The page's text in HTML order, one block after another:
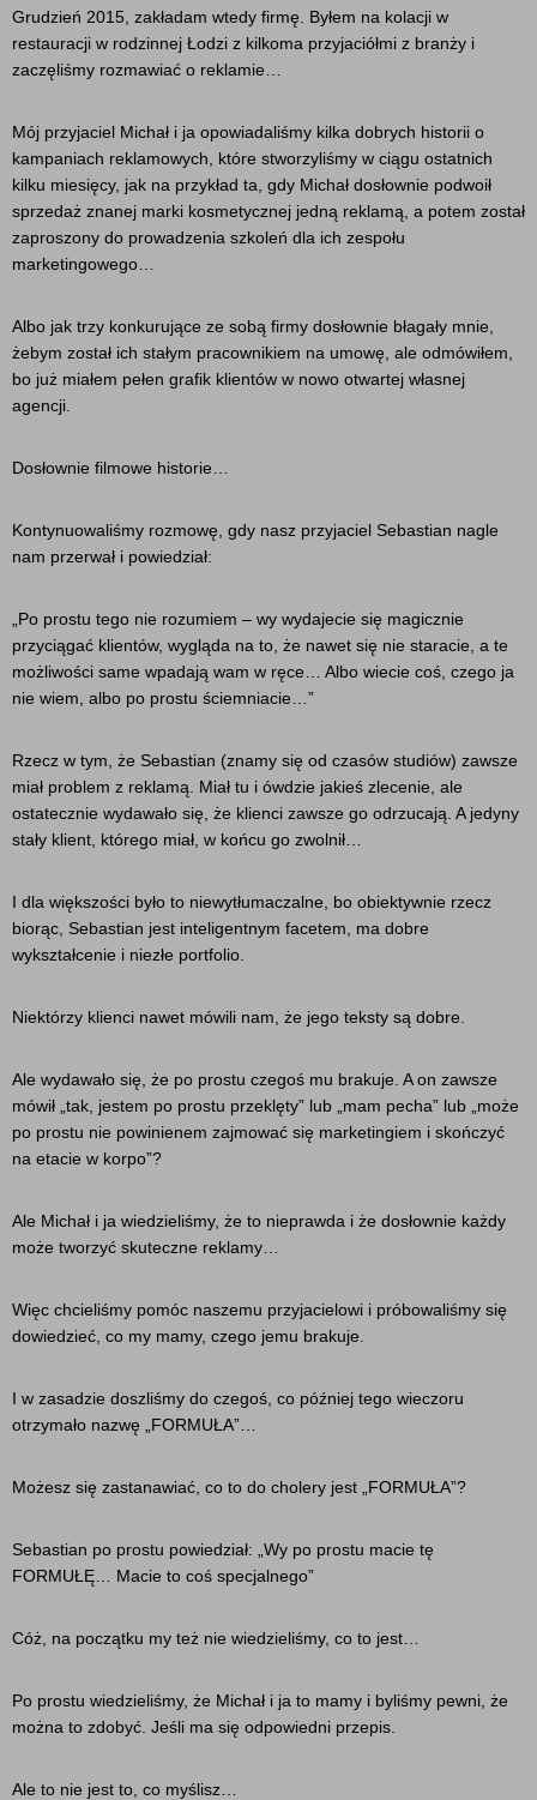
Grudzień 2015, zakładam wtedy firmę. Byłem na kolacji w
restauracji w rodzinnej Łodzi z kilkoma przyjaciółmi z branży i
zaczęliśmy rozmawiać o reklamie…
Mój przyjaciel Michał i ja opowiadaliśmy kilka dobrych historii o
kampaniach reklamowych, które stworzyliśmy w ciągu ostatnich
kilku miesięcy, jak na przykład ta, gdy Michał dosłownie podwoił
sprzedaż znanej marki kosmetycznej jedną reklamą, a potem został
zaproszony do prowadzenia szkoleń dla ich zespołu
marketingowego…
Albo jak trzy konkurujące ze sobą firmy dosłownie błagały mnie,
żebym został ich stałym pracownikiem na umowę, ale odmówiłem,
bo już miałem pełen grafik klientów w nowo otwartej własnej
agencji.
Dosłownie filmowe historie…
Kontynuowaliśmy rozmowę, gdy nasz przyjaciel Sebastian nagle
nam przerwał i powiedział:
„Po prostu tego nie rozumiem – wy wydajecie się magicznie
przyciągać klientów, wygląda na to, że nawet się nie staracie, a te
możliwości same wpadają wam w ręce… Albo wiecie coś, czego ja
nie wiem, albo po prostu ściemniacie…”
Rzecz w tym, że Sebastian (znamy się od czasów studiów) zawsze
miał problem z reklamą. Miał tu i ówdzie jakieś zlecenie, ale
ostatecznie wydawało się, że klienci zawsze go odrzucają. A jedyny
stały klient, którego miał, w końcu go zwolnił…
I dla większości było to niewytłumaczalne, bo obiektywnie rzecz
biorąc, Sebastian jest inteligentnym facetem, ma dobre
wykształcenie i niezłe portfolio.
Niektórzy klienci nawet mówili nam, że jego teksty są dobre.
Ale wydawało się, że po prostu czegoś mu brakuje. A on zawsze
mówił „tak, jestem po prostu przeklęty” lub „mam pecha” lub „może
po prostu nie powinienem zajmować się marketingiem i skończyć
na etacie w korpo”?
Ale Michał i ja wiedzieliśmy, że to nieprawda i że dosłownie każdy
może tworzyć skuteczne reklamy…
Więc chcieliśmy pomóc naszemu przyjacielowi i próbowaliśmy się
dowiedzieć, co my mamy, czego jemu brakuje.
I w zasadzie doszliśmy do czegoś, co później tego wieczoru
otrzymało nazwę „FORMUŁA”…
Możesz się zastanawiać, co to do cholery jest „FORMUŁA”?
Sebastian po prostu powiedział: „Wy po prostu macie tę
FORMUŁĘ… Macie to coś specjalnego”
Cóż, na początku my też nie wiedzieliśmy, co to jest…
Po prostu wiedzieliśmy, że Michał i ja to mamy i byliśmy pewni, że
można to zdobyć. Jeśli ma się odpowiedni przepis.
Ale to nie jest to, co myślisz…